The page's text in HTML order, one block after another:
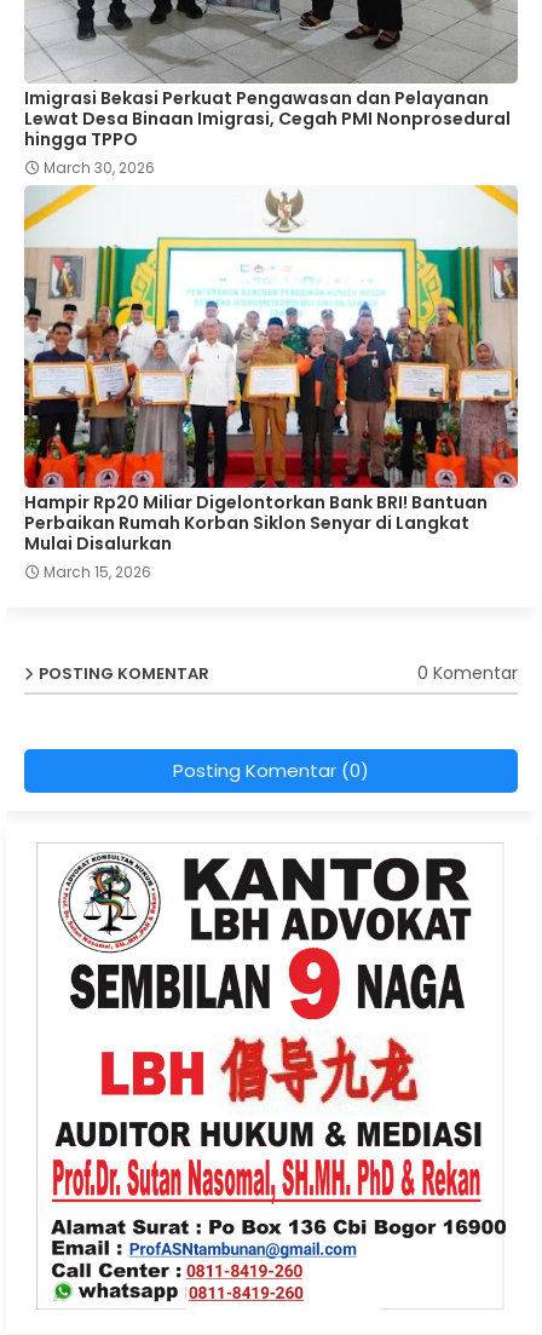
Imigrasi Bekasi Perkuat Pengawasan dan Pelayanan
Lewat Desa Binaan Imigrasi, Cegah PMI Nonprosedural
hingga TPPO
March 30, 2026
Hampir Rp20 Miliar Digelontorkan Bank BRI! Bantuan
Perbaikan Rumah Korban Siklon Senyar di Langkat
Mulai Disalurkan
March 15, 2026
POSTING KOMENTAR 0 Komentar
Posting Komentar (0)